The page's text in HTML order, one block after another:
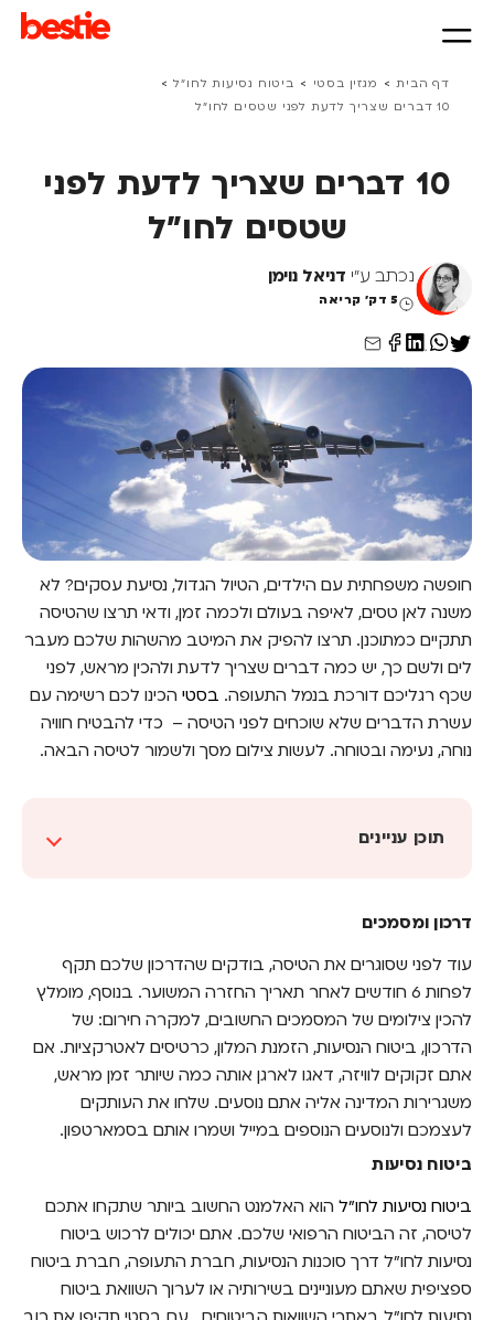
דף הבית > מגזין בסטי > ביטוח נסיעות לחו״ל >
10 דברים שצריך לדעת לפני שטסים לחו"ל
10 דברים שצריך לדעת לפני
שטסים לחו"ל
נכתב ע"י דניאל נוימן
5 דק' קריאה
חופשה משפחתית עם הילדים, הטיול הגדול, נסיעת עסקים? לא
משנה לאן טסים, לאיפה בעולם ולכמה זמן, ודאי תרצו שהטיסה
תתקיים כמתוכנן. תרצו להפיק את המיטב מהשהות שלכם מעבר
לים ולשם כך, יש כמה דברים שצריך לדעת ולהכין מראש, לפני
שכף רגליכם דורכת בנמל התעופה. בסטי הכינו לכם רשימה עם
עשרת הדברים שלא שוכחים לפני הטיסה – כדי להבטיח חוויה
נוחה, נעימה ובטוחה. לעשות צילום מסך ולשמור לטיסה הבאה.
תוכן עניינים
ביטוח נסיעות
מטבע ביעד שלכם
מזג האוויר
דרכי תקשורת עם הקרובים שלכם
חיסונים, במידת הצורך
ציוד לטיסה
שפה ותרבות
מתאם לכל המטענים שלכם
דרכון ומסמכים
עוד לפני שסוגרים את הטיסה, בודקים שהדרכון שלכם תקף
לפחות 6 חודשים לאחר תאריך החזרה המשוער. בנוסף, מומלץ
להכין צילומים של המסמכים החשובים, למקרה חירום: של
הדרכון, ביטוח הנסיעות, הזמנת המלון, כרטיסים לאטרקציות. אם
אתם זקוקים לוויזה, דאגו לארגן אותה כמה שיותר זמן מראש,
משגרירות המדינה אליה אתם נוסעים. שלחו את העותקים
לעצמכם ולנוסעים הנוספים במייל ושמרו אותם בסמארטפון.
ביטוח נסיעות
ביטוח נסיעות לחו"ל הוא האלמנט החשוב ביותר שתקחו אתכם
לטיסה, זה הביטוח הרפואי שלכם. אתם יכולים לרכוש ביטוח
נסיעות לחו"ל דרך סוכנות הנסיעות, חברת התעופה, חברת ביטוח
ספציפית שאתם מעוניינים בשירותיה או לערוך השוואת ביטוח